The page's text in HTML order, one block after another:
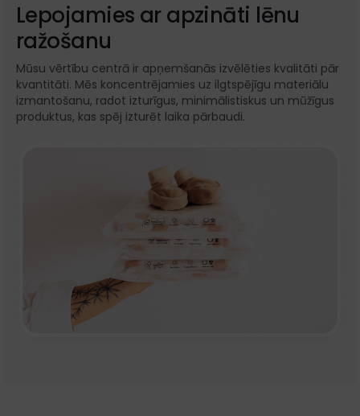
Lepojamies ar apzināti lēnu
ražošanu
Mūsu vērtību centrā ir apņemšanās izvēlēties kvalitāti pār
kvantitāti. Mēs koncentrējamies uz ilgtspējīgu materiālu
izmantošanu, radot izturīgus, minimālistiskus un mūžīgus
produktus, kas spēj izturēt laika pārbaudi.